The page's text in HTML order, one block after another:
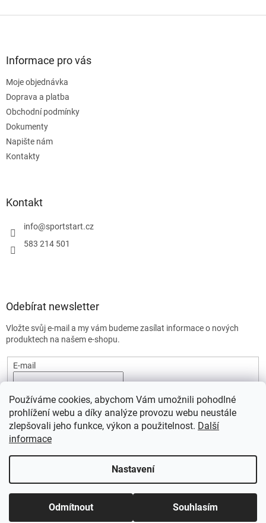
Používáme cookies, abychom Vám umožnili pohodlné
prohlížení webu a díky analýze provozu webu neustále
zlepšovali jeho funkce, výkon a použitelnost. Další
informace
Nastavení
Odmítnout Souhlasím
Informace pro vás
Moje objednávka
Doprava a platba
Obchodní podmínky
Dokumenty
Napište nám
Kontakty
Kontakt
info@sportstart.cz
583 214 501
Odebírat newsletter
Vložte svůj e-mail a my vám budeme zasílat informace o nových
produktech na našem e-shopu.
E-mail
údajů.
Vytvořil Shoptet
Copyright 2026SportStart.cz . Všechna práva vyhrazena.